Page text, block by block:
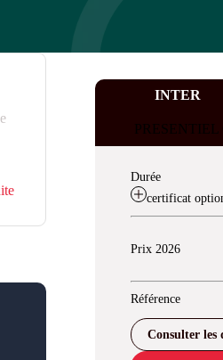
INTER
Durée
certificat
Prix 2026
Référence
Consulter les